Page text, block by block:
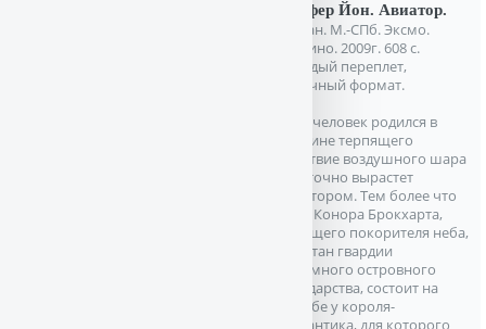
Колфер Йон. Авиатор.
Роман. М.-СПб. Эксмо.
Домино. 2009г. 608 с.
Твердый переплет,
Обычный формат.
Если человек родился в
корзине терпящего
бедствие воздушного шара
- он точно вырастет
авиатором. Тем более что
отец Конора Брокхарта,
будущего покорителя неба,
капитан гвардии
скромного островного
государства, состоит на
службе у короля-
романтика, для которого